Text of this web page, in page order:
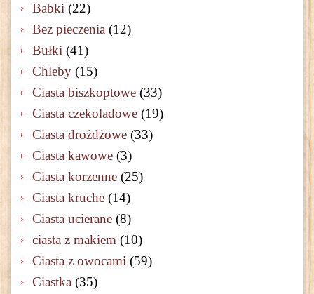
Babki (22)
Bez pieczenia (12)
Bułki (41)
Chleby (15)
Ciasta biszkoptowe (33)
Ciasta czekoladowe (19)
Ciasta drożdżowe (33)
Ciasta kawowe (3)
Ciasta korzenne (25)
Ciasta kruche (14)
Ciasta ucierane (8)
ciasta z makiem (10)
Ciasta z owocami (59)
Ciastka (35)